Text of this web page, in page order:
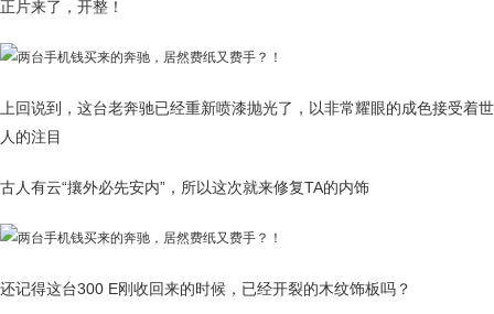
正片来了，开整！
上回说到，这台老奔驰已经重新喷漆抛光了，以非常耀眼的成色接受着世
人的注目
古人有云“攘外必先安内”，所以这次就来修复TA的内饰
还记得这台300 E刚收回来的时候，已经开裂的木纹饰板吗？